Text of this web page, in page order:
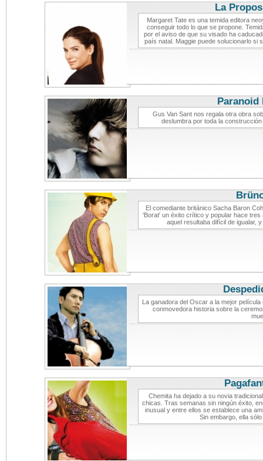
La
Margaret Tate es una temida editora
conseguir todo lo que se propone.
por el aviso de que su visado ha
país natal. Maggie puede solucionarlo si
Paranoid
Gus Van Sant nos regala otra obra
deslumbra por toda la
El comediante británico Sacha Baron
'Borat' un éxito crítico y popular hace
aquel resultaba difícil de igualar,
La ganadora del Oscar a la mejor
conmovedora historia sobre la
Chemita ha dejado a su novia
chicas. Tras semanas sin ningún éxito,
inusual y entre ellos se establece una
Sin embargo, ella